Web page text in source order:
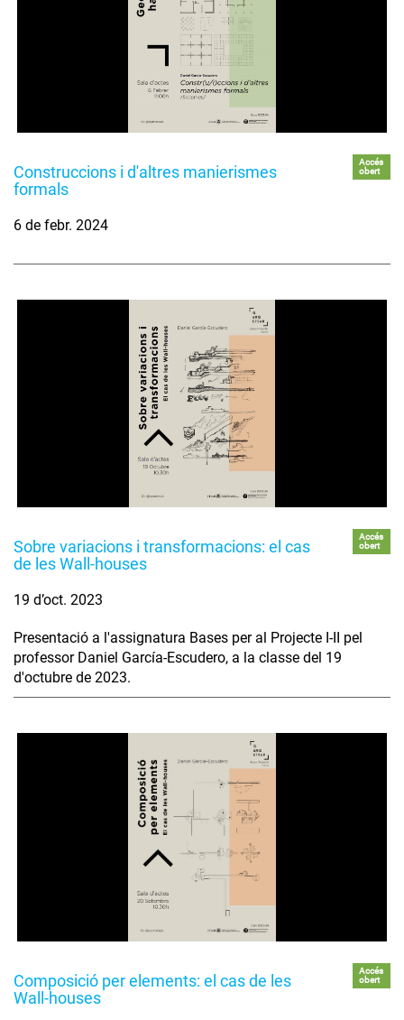
Construccions i d'altres manierismes
formals
Accés
obert
6 de febr. 2024
Sobre variacions i transformacions: el cas
de les Wall-houses
Accés
obert
19 d’oct. 2023
Presentació a l'assignatura Bases per al Projecte I-II pel
professor Daniel García-Escudero, a la classe del 19
d'octubre de 2023.
Composició per elements: el cas de les
Wall-houses
Accés
obert